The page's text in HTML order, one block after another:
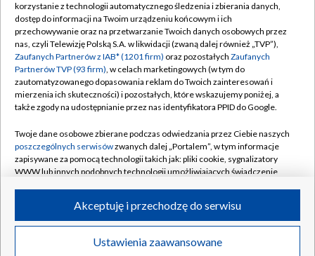
TVP
Abonament TVP
Emisja w TVP
Centrum informacji TVP
Naziemna Telewizja Cyfrowa
Rada Programowa
System NOS
Informacje o nadawcy
Program dla prasy
Regulamin TVP
Polityka prywatności
Moje zgody
Pomoc
Kontakt
Kanały
©2026 Telewizja Polska S.A. w likwidacji
korzystanie z technologii automatycznego śledzenia i zbierania danych,
dostęp do informacji na Twoim urządzeniu końcowym i ich
przechowywanie oraz na przetwarzanie Twoich danych osobowych przez
nas, czyli Telewizję Polską S.A. w likwidacji (zwaną dalej również „TVP”),
Zaufanych Partnerów z IAB* (1201 firm) oraz pozostałych Zaufanych
Partnerów TVP (93 firm), w celach marketingowych (w tym do
zautomatyzowanego dopasowania reklam do Twoich zainteresowań i
mierzenia ich skuteczności) i pozostałych, które wskazujemy poniżej, a
także zgody na udostępnianie przez nas identyfikatora PPID do Google.
Twoje dane osobowe zbierane podczas odwiedzania przez Ciebie naszych
poszczególnych serwisówzwanych dalej „Portalem”, w tym informacje
zapisywane za pomocą technologii takich jak: pliki cookie, sygnalizatory
WWW lub innych podobnych technologii umożliwiających świadczenie
ruchu w Internecie.
Twoje dane osobowe zbierane podczas odwiedzania przez Ciebie
poszczególnych serwisówna Portalu, takie jak adresy IP, identyfikatory
Ustawienia zaawansowane
Akceptuję i przechodzę do serwisu